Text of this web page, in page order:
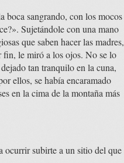
boca sangrando, con los mocos
Sujetándole con una mano
que saben hacer las madres,
fin, le miró a los ojos. No se lo
tan tranquilo en la cuna,
ellos, se había encaramado
en la cima de la montaña más
ocurrir subirte a un sitio del que